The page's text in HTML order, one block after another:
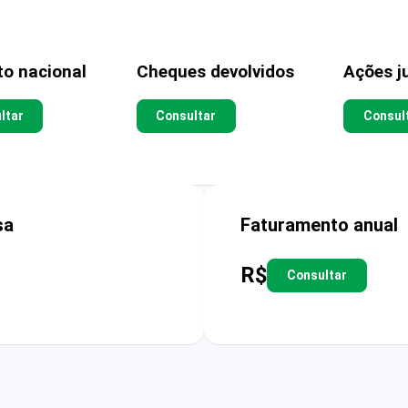
nacional Cheques devolvidos
Consultar
Ações
Faturamento anual
R$ Consultar